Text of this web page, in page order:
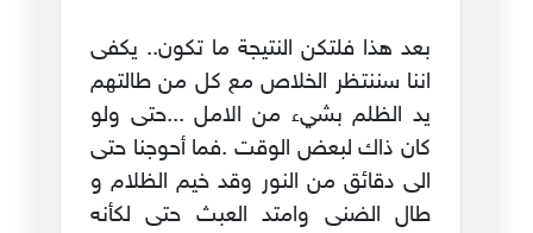
بعد هذا فلتكن النتيجة ما تكون.. يكفى
اننا سننتظر الخلاص مع كل من طالتهم
يد الظلم بشيء من الامل ...حتى ولو
كان ذاك لبعض الوقت .فما أحوجنا حتى
الى دقائق من النور وقد خيم الظلام و
طال الضنى وامتد العبث حتى لكأنه